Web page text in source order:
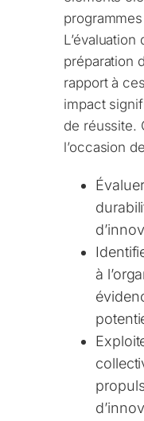
L’évaluation
préparation
rapport à
impact
de réussite.
l’occasion
à